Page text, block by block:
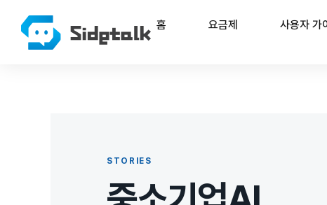
홈 요금제 사용자 가
STORIES